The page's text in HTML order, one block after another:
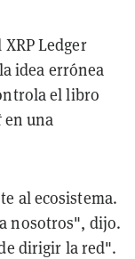
Ledger
idea errónea
el libro
en una
al ecosistema.
nosotros", dijo.
dirigir la red".